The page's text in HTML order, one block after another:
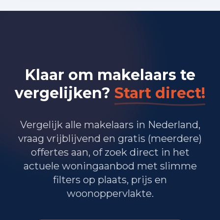
Bedrijvigheid in Geldrop (2025)
Zakelijke dienstverlening 835
Overheid, onderwijs en zorg 615
Landbouw, bosbouw en visserij 10
Vervoer, informatie en communicatie 210
Financiele diensten en onroerendgoed 150
Cultuur, recreatie en overige diensten
Klaar om makelaars te
vergelijken? Start direct!
Vergelijk alle makelaars in Nederland,
vraag vrijblijvend en gratis (meerdere)
offertes aan, of zoek direct in het
actuele woningaanbod met slimme
filters op plaats, prijs en
woonoppervlakte.